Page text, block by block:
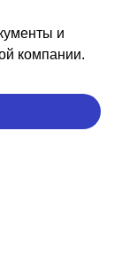
и
компании.